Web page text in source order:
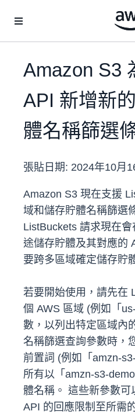
Amazon S3
API 新增新
體名稱篩選
張貼日期: 2024年10月
Amazon S3 現在支援
域和儲存貯體名稱篩選
ListBuckets 請求現在
途儲存貯體及其對應的
要跨多區域確定儲存貯
若要開始使用，請先在
個 AWS 區域 (例如「
數，以列出特定區域內
名稱篩選查詢參數時，
前置詞 (例如「amzn-
所有以「amzn-s3-
體名稱。 這些新參數
API 的回應限制至所需